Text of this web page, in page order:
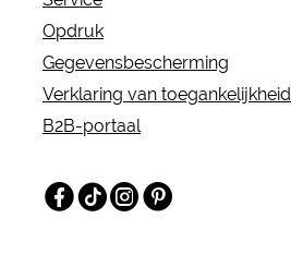
Opdruk
Gegevensbescherming
Verklaring van toegankelijkheid
B2B-portaal
Facebook
TikTokInstagramPinterest